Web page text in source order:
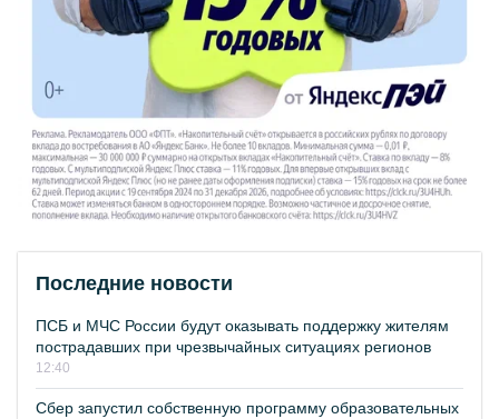
Последние новости
ПСБ и МЧС России будут оказывать поддержку жителям
пострадавших при чрезвычайных ситуациях регионов
12:40
Сбер запустил собственную программу образовательных